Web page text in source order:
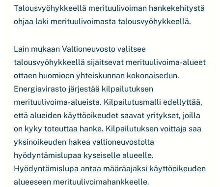
Talousvyöhykkeellä merituulivoiman hankekehitystä
ohjaa laki merituulivoimasta talousvyöhykkeellä.
Lain mukaan Valtioneuvosto valitsee
talousvyöhykkeellä sijaitsevat merituulivoima-alueet
ottaen huomioon yhteiskunnan kokonaisedun.
Energiavirasto järjestää kilpailutuksen
merituulivoima-alueista. Kilpailutusmalli edellyttää,
että alueiden käyttöoikeudet saavat yritykset, joilla
on kyky toteuttaa hanke. Kilpailutuksen voittaja saa
yksinoikeuden hakea valtioneuvostolta
hyödyntämislupaa kyseiselle alueelle.
Hyödyntämislupa antaa määräajaksi käyttöoikeuden
alueeseen merituulivoimahankkeelle.